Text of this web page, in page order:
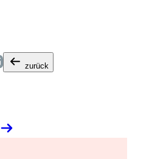
zurück